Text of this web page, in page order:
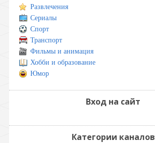
Развлечения
Сериалы
Спорт
Транспорт
Фильмы и анимация
Хобби и образование
Юмор
Вход на сайт
Категории каналов